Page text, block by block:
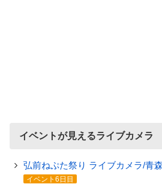
イベントが見えるライブカメラ
弘前ねぷた祭り ライブカメラ/青
イベント6日目